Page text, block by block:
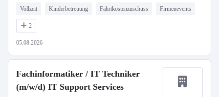
Vollzeit Kinderbetreuung Fahrtkostenzuschuss Firmenevents
2
05.08.2026
Fachinformatiker / IT Techniker
(m/w/d) IT Support Services